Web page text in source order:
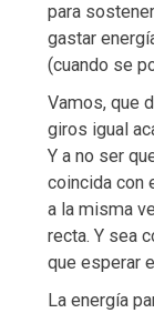
para
gastar
(cuando se
Vamos, que
giros igual
Y a no ser
coincida con
a la misma
recta. Y sea
que esperar
La energía